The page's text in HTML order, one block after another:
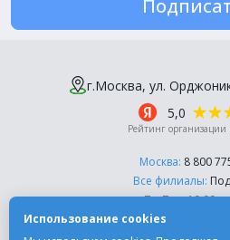
© Компания «Эль-
г.Москва, ул.
5,0
Рейтинг организации
Москва: 8 800
Все филиалы:
Пн-Пт, с 10:00
Использование cookies